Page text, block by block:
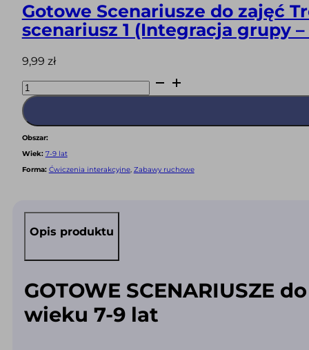
Gotowe Scenariusze do zajęć
scenariusz 1 (Integracja grupy –
9,99 zł
Gotowe
Scenariusze
do
zajęć
Treningu
Społecznych
dla
dzieci
w
(Integracja
(PDF)
Obszar:
Wiek: 7-9 lat
Forma: Ćwiczenia interakcyjne, Zabawy ruchowe
Opis produktu
GOTOWE SCENARIUSZE
wieku 7-9 lat